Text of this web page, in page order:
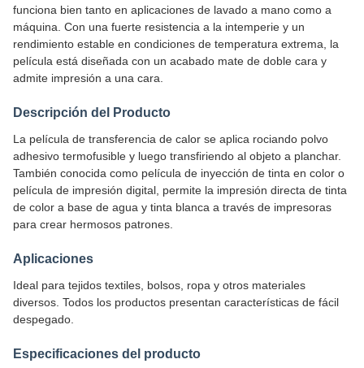
funciona bien tanto en aplicaciones de lavado a mano como a
máquina. Con una fuerte resistencia a la intemperie y un
rendimiento estable en condiciones de temperatura extrema, la
película está diseñada con un acabado mate de doble cara y
admite impresión a una cara.
Descripción del Producto
La película de transferencia de calor se aplica rociando polvo
adhesivo termofusible y luego transfiriendo al objeto a planchar.
También conocida como película de inyección de tinta en color o
película de impresión digital, permite la impresión directa de tinta
de color a base de agua y tinta blanca a través de impresoras
para crear hermosos patrones.
Aplicaciones
Ideal para tejidos textiles, bolsos, ropa y otros materiales
diversos. Todos los productos presentan características de fácil
despegado.
Especificaciones del producto